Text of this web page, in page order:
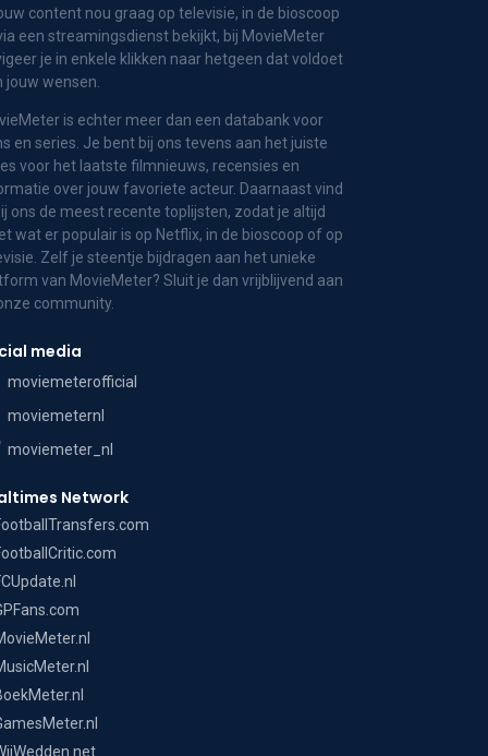
content nou graag op televisie, in de bioscoop
een streamingsdienst bekijkt, bij MovieMeter
je in enkele klikken naar hetgeen dat voldoet
jouw wensen.
is echter meer dan een databank voor
en series. Je bent bij ons tevens aan het juiste
voor het laatste filmnieuws, recensies en
over jouw favoriete acteur. Daarnaast vind
ons de meest recente toplijsten, zodat je altijd
wat er populair is op Netflix, in de bioscoop of op
Zelf je steentje bijdragen aan het unieke
van MovieMeter? Sluit je dan vrijblijvend aan
community.
media
moviemeterofficial
moviemeternl
moviemeter_nl
Network